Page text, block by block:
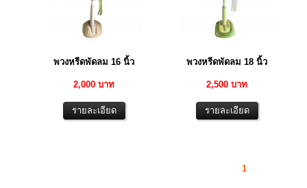
พวงหรีดพัดลม 16 นิ้ว
2,000 บาท
พวงหรีดพัดลม 18 นิ้ว
2,500 บาท
1